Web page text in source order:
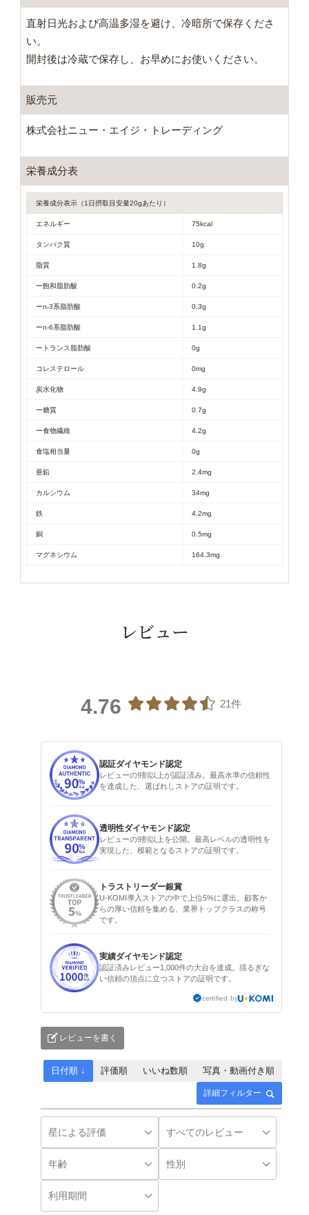
直射日光および高温多湿を避け、冷暗所で保存くださ
い。
開封後は冷蔵で保存し、お早めにお使いください。
販売元
株式会社ニュー・エイジ・トレーディング
栄養成分表
栄養成分表示（1日摂取目安量20gあたり）
エネルギー 75kcal
タンパク質 10g
脂質 1.8g
ー飽和脂肪酸 0.2g
ーn-3系脂肪酸 0.3g
ーn-6系脂肪酸 1.1g
ートランス脂肪酸 0g
コレステロール 0mg
炭水化物 4.9g
ー糖質 0.7g
ー食物繊維 4.2g
食塩相当量 0g
亜鉛 2.4mg
カルシウム 34mg
鉄 4.2mg
銅 0.5mg
マグネシウム 164.3mg
レビュー
4.76 21件
認証ダイヤモンド認定
レビューの9割以上が認証済み。最高水準の信頼性
を達成した、選ばれしストアの証明です。
透明性ダイヤモンド認定
レビューの9割以上を公開。最高レベルの透明性を
実現した、模範となるストアの証明です。
トラストリーダー銀賞
U-KOMI導入ストアの中で上位5%に選出。顧客か
らの厚い信頼を集める、業界トップクラスの称号
です。
実績ダイヤモンド認定
認証済みレビュー1,000件の大台を達成。揺るぎな
い信頼の頂点に立つストアの証明です。
certified by
レビューを書く
詳細フィルター
日付順 ↓ 評価順 いいね数順 写真・動画付き順